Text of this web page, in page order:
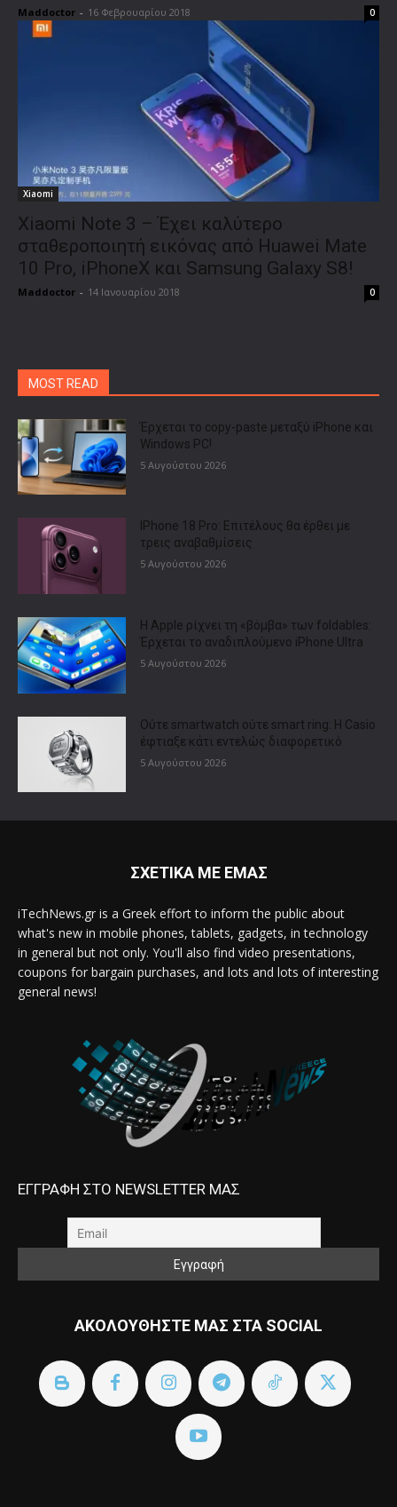
Maddoctor - 16 Φεβρουαρίου 2018 0
Xiaomi
Xiaomi Note 3 – Έχει καλύτερο
σταθεροποιητή εικόνας από Huawei Mate
10 Pro, iPhoneX και Samsung Galaxy S8!
Maddoctor - 14 Ιανουαρίου 2018 0
MOST READ
Έρχεται το copy-paste μεταξύ iPhone και
Windows PC!
5 Αυγούστου 2026
IPhone 18 Pro: Επιτέλους θα έρθει με
τρεις αναβαθμίσεις
5 Αυγούστου 2026
Η Apple ρίχνει τη «βόμβα» των foldables:
Έρχεται το αναδιπλούμενο iPhone Ultra
5 Αυγούστου 2026
Ούτε smartwatch ούτε smart ring: Η Casio
έφτιαξε κάτι εντελώς διαφορετικό
5 Αυγούστου 2026
ΣΧΕΤΙΚΑ ΜΕ ΕΜΑΣ
iTechNews.gr is a Greek effort to inform the public about
what's new in mobile phones, tablets, gadgets, in technology
in general but not only. You'll also find video presentations,
coupons for bargain purchases, and lots and lots of interesting
general news!
ΕΓΓΡΑΦΗ ΣΤΟ NEWSLETTER ΜΑΣ
ΑΚΟΛΟΥΘΗΣΤΕ ΜΑΣ ΣΤΑ SOCIAL